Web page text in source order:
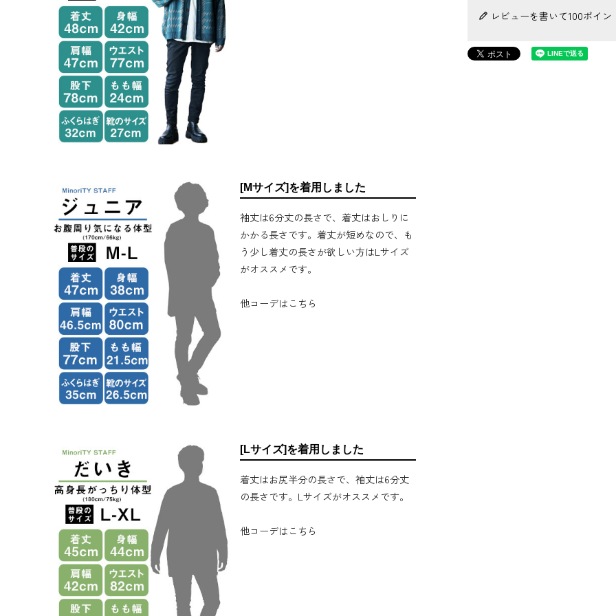
[Mサイズ]を着用しました
袖丈は6分丈の長さで、着丈はおしりに
かかる長さです。着丈が短めなので、も
う少し着丈の長さが欲しい方はLサイズ
がオススメです。
他コーデはこちら
[Lサイズ]を着用しました
着丈はお尻半分の長さで、袖丈は6分丈
の長さです。Lサイズがオススメです。
他コーデはこちら
レビューを書いて100ポイン